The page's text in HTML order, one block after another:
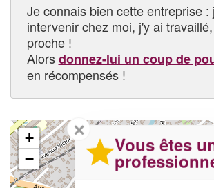
Je connais bien cette entreprise :
intervenir chez moi, j'y ai
proche !
Alorsdonnez-lui un coup de
en récompensés !
+
−
✕
Vous êtes